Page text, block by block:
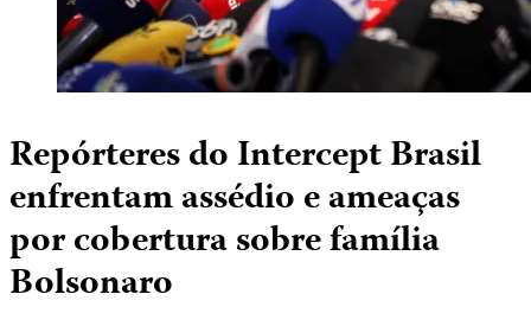
Repórteres do Intercept Brasil
enfrentam assédio e ameaças
por cobertura sobre família
Bolsonaro